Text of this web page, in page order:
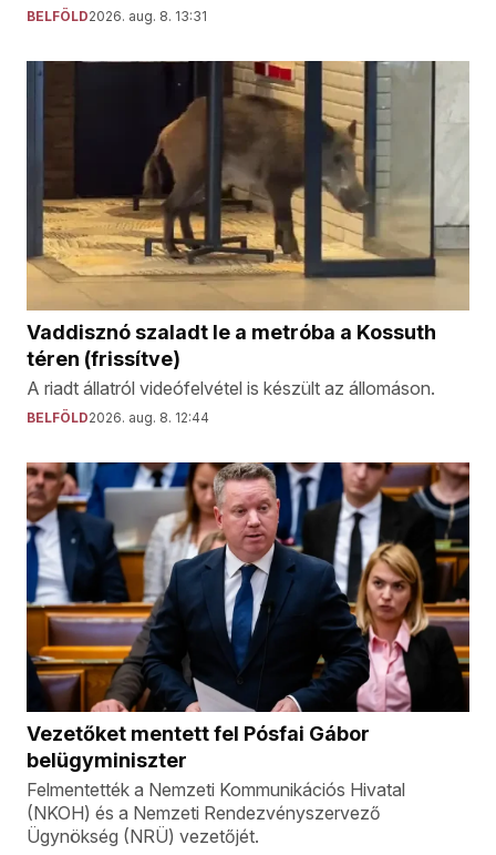
BELFÖLD2026. aug. 8. 13:31
Vaddisznó szaladt le a metróba a Kossuth
téren (frissítve)
A riadt állatról videófelvétel is készült az állomáson.
BELFÖLD2026. aug. 8. 12:44
Vezetőket mentett fel Pósfai Gábor
belügyminiszter
Felmentették a Nemzeti Kommunikációs Hivatal
(NKOH) és a Nemzeti Rendezvényszervező
Ügynökség (NRÜ) vezetőjét.